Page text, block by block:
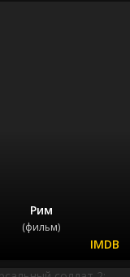
Рим
(фильм)